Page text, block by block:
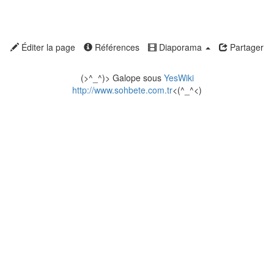
Éditer la page Références Diaporama Partager
(>^_^)> Galope sous YesWiki
http://www.sohbete.com.tr<(^_^<)